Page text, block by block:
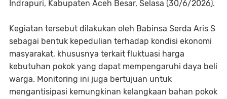
Indrapuri, Kabupaten Aceh Besar, Selasa (30/6/2026).
Kegiatan tersebut dilakukan oleh Babinsa Serda Aris S
sebagai bentuk kepedulian terhadap kondisi ekonomi
masyarakat, khususnya terkait fluktuasi harga
kebutuhan pokok yang dapat mempengaruhi daya beli
warga. Monitoring ini juga bertujuan untuk
mengantisipasi kemungkinan kelangkaan bahan pokok